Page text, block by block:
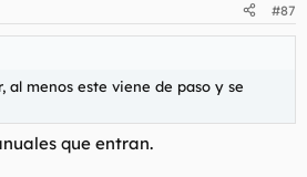
#87
al menos este viene de paso y se
que entran.